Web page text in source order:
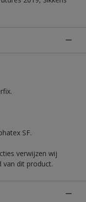
SF.
verwijzen wij
van dit product.